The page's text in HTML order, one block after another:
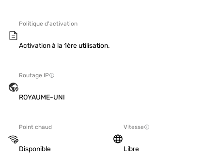
Politique d'activation
Activation à la 1ère utilisation.
Routage IP
ROYAUME-UNI
Point chaud
Disponible
Vitesse
Libre